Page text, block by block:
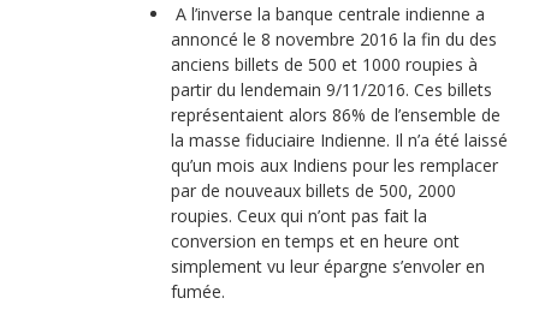
A l’inverse la banque centrale indienne a
annoncé le 8 novembre 2016 la fin du des
anciens billets de 500 et 1000 roupies à
partir du lendemain 9/11/2016. Ces billets
représentaient alors 86% de l’ensemble de
la masse fiduciaire Indienne. Il n’a été laissé
qu’un mois aux Indiens pour les remplacer
par de nouveaux billets de 500, 2000
roupies. Ceux qui n’ont pas fait la
conversion en temps et en heure ont
simplement vu leur épargne s’envoler en
fumée.